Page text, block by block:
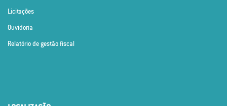
Licitações
Ouvidoria
Relatório de gestão fiscal